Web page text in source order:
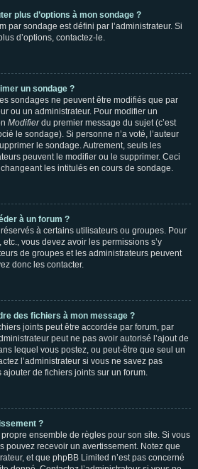
plus d’options à mon sondage ?
par sondage est défini par l’administrateur. Si
d’options, contactez-le.
un sondage ?
sondages ne peuvent être modifiés que par
ou un administrateur. Pour modifier un
Modifierdu premier message du sujet (c’est
le sondage). Si personne n’a voté, l’auteur
le sondage. Autrement, seuls les
peuvent le modifier ou le supprimer. Ceci
les intitulés en cours de sondage.
à un forum ?
à certains utilisateurs ou groupes. Pour
etc., vous devez avoir les permissions s’y
de groupes et les administrateurs peuvent
donc les contacter.
des fichiers à mon message ?
joints peut être accordée par forum, par
peut ne pas avoir autorisé l’ajout de
lequel vous postez, ou peut-être que seul un
l’administrateur si vous ne savez pas
de fichiers joints sur un forum.
?
ensemble de règles pour son site. Si vous
pouvez recevoir un avertissement. Notez que
et que phpBB Limited n’est pas concerné